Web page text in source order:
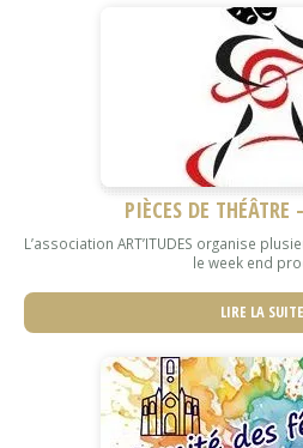
PIÈCES DE
L’association ART’ITUDES organise
le week end
LIRE LA